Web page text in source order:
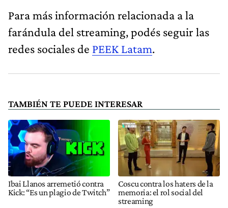
Para más información relacionada a la
farándula del streaming, podés seguir las
redes sociales de PEEK Latam.
TAMBIÉN TE PUEDE INTERESAR
Ibai Llanos arremetió contra
Kick: “Es un plagio de Twitch”
Coscu contra los haters de la
memoria: el rol social del
streaming